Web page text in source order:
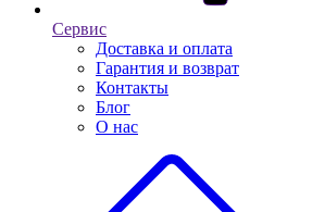
Сервис
Доставка и оплата
Гарантия и возврат
Контакты
Блог
О нас